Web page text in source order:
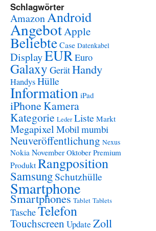
Schlagwörter
AmazonAndroid
AngebotApple
BeliebteCase Datenkabel
DisplayEUREuro
Galaxy GerätHandy
HandysHülle
Information iPad
iPhoneKamera
Kategorie Leder Liste Markt
Megapixel Mobilmumbi
Neuveröffentlichung Nexus
Nokia November Oktober Premium
ProduktRangposition
SamsungSchutzhülle
Smartphone
Smartphones Tablet Tablets
TascheTelefon
Touchscreen Update Zoll